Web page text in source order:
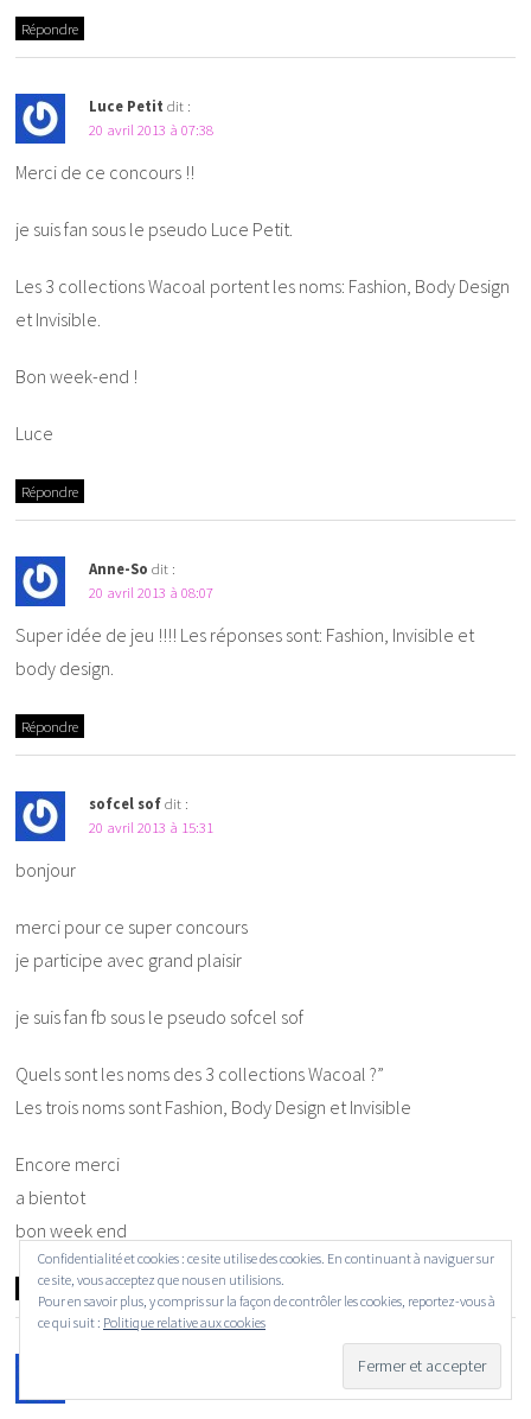
Répondre
Luce Petit dit :
20 avril 2013 à 07:38
Merci de ce concours !!
je suis fan sous le pseudo Luce Petit.
Les 3 collections Wacoal portent les noms: Fashion, Body Design
et Invisible.
Bon week-end !
Luce
Répondre
Anne-So dit :
20 avril 2013 à 08:07
Super idée de jeu !!!! Les réponses sont: Fashion, Invisible et
body design.
Répondre
sofcel sof dit :
20 avril 2013 à 15:31
bonjour
merci pour ce super concours
je participe avec grand plaisir
je suis fan fb sous le pseudo sofcel sof
Quels sont les noms des 3 collections Wacoal ?”
Les trois noms sont Fashion, Body Design et Invisible
Encore merci
a bientot
bon week end
Répondre
Confidentialité et cookies : ce site utilise des cookies. En continuant à naviguer sur
ce site, vous acceptez que nous en utilisions.
Pour en savoir plus, y compris sur la façon de contrôler les cookies, reportez-vous à
ce qui suit : Politique relative aux cookies